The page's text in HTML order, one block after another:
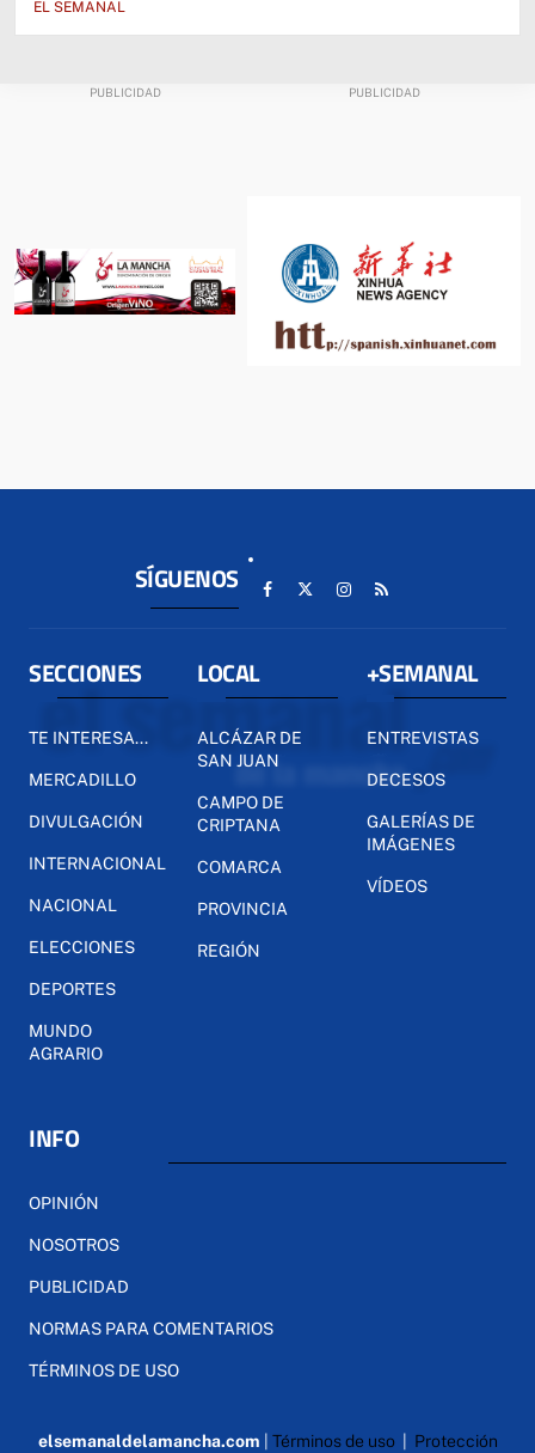
EL SEMANAL
SÍGUENOS
SECCIONES
TE INTERESA...
MERCADILLO
DIVULGACIÓN
INTERNACIONAL
NACIONAL
ELECCIONES
DEPORTES
MUNDO
AGRARIO
LOCAL
ALCÁZAR DE
SAN JUAN
CAMPO DE
CRIPTANA
COMARCA
PROVINCIA
REGIÓN
+SEMANAL
ENTREVISTAS
DECESOS
GALERÍAS DE
IMÁGENES
VÍDEOS
INFO
OPINIÓN
NOSOTROS
PUBLICIDAD
NORMAS PARA COMENTARIOS
TÉRMINOS DE USO
elsemanaldelamancha.com Términos de uso| Protección